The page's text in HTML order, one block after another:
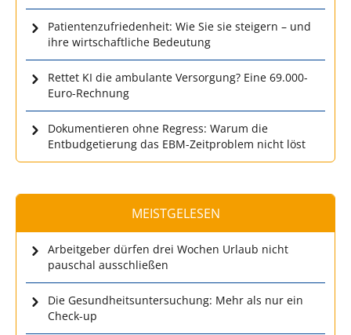
Patientenzufriedenheit: Wie Sie sie steigern – und
ihre wirtschaftliche Bedeutung
Rettet KI die ambulante Versorgung? Eine 69.000-
Euro-Rechnung
Dokumentieren ohne Regress: Warum die
Entbudgetierung das EBM-Zeitproblem nicht löst
MEISTGELESEN
Arbeitgeber dürfen drei Wochen Urlaub nicht
pauschal ausschließen
Die Gesundheitsuntersuchung: Mehr als nur ein
Check-up